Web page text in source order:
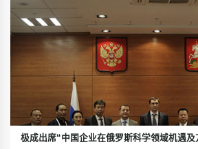
极成出席“中国企业在俄罗斯科学领域机遇及